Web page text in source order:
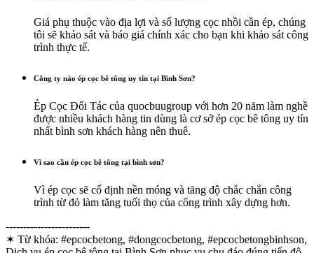
Giá phụ thuộc vào địa lợi và số lượng cọc nhồi cần ép, chúng
tôi sẽ khảo sát và báo giá chính xác cho bạn khi khảo sát công
trình thực tế.
Công ty nào ép cọc bê tông uy tín tại Bình Sơn?
Ép Cọc Đối Tác của quocbuugroup với hơn 20 năm làm nghề
được nhiều khách hàng tin dùng là cơ sở ép cọc bê tông uy tín
nhất bình sơn khách hàng nên thuê.
Vì sao cần ép cọc bê tông tại bình sơn?
Vì ép cọc sẽ cố định nền móng và tăng độ chắc chắn công
trình từ đỏ làm tăng tuổi thọ của công trình xây dựng hơn.
------------------------
✶ Từ khóa: #epcocbetong, #dongcocbetong, #epcocbetongbinhson,